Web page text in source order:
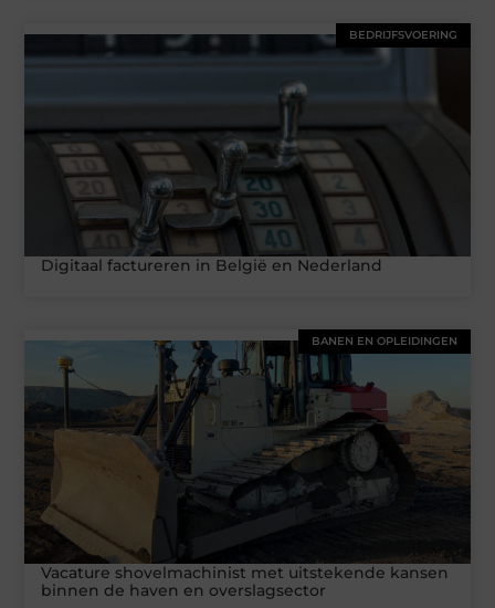
BEDRIJFSVOERING
Digitaal factureren in België en Nederland
BANEN EN OPLEIDINGEN
Vacature shovelmachinist met uitstekende kansen
binnen de haven en overslagsector